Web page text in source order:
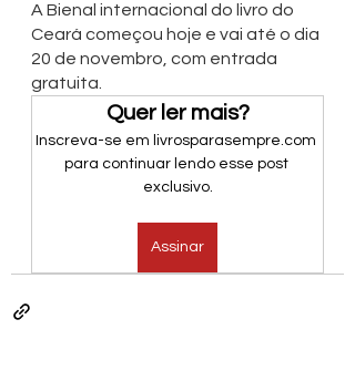
A Bienal internacional do livro do
Ceará começou hoje e vai até o dia
20 de novembro, com entrada
gratuita.
Quer ler mais?
Inscreva-se em livrosparasempre.com
para continuar lendo esse post
exclusivo.
Assinar